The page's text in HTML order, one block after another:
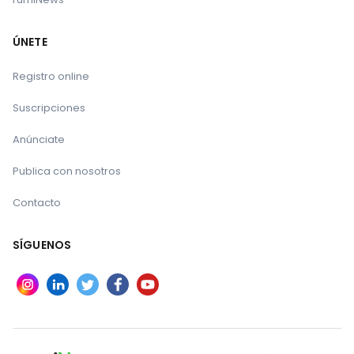
GreekReporter
Reuters
Cierre masivo de explotaciones lácteas
Contagiosa en España
ÚNETE
Registro online
Suscripciones
Anúnciate
Publica con nosotros
Contacto
SÍGUENOS